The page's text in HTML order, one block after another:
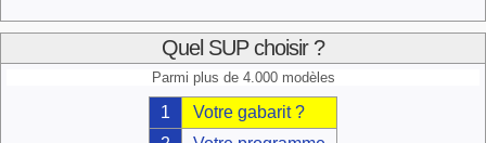
Quel SUP choisir ?
Parmi plus de 4.000 modèles
1
Votre gabarit ?